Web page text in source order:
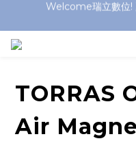
Welcome瑞立數位!
Welcome瑞立數位!
Welcome瑞立數位!
TORRAS
Air